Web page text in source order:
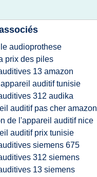
audioprothese
prix des piles
13 amazon
auditif tunisie
312 audika
auditif pas cher amazon
de l'appareil auditif nice
auditif prix tunisie
siemens 675
312 siemens
13 siemens